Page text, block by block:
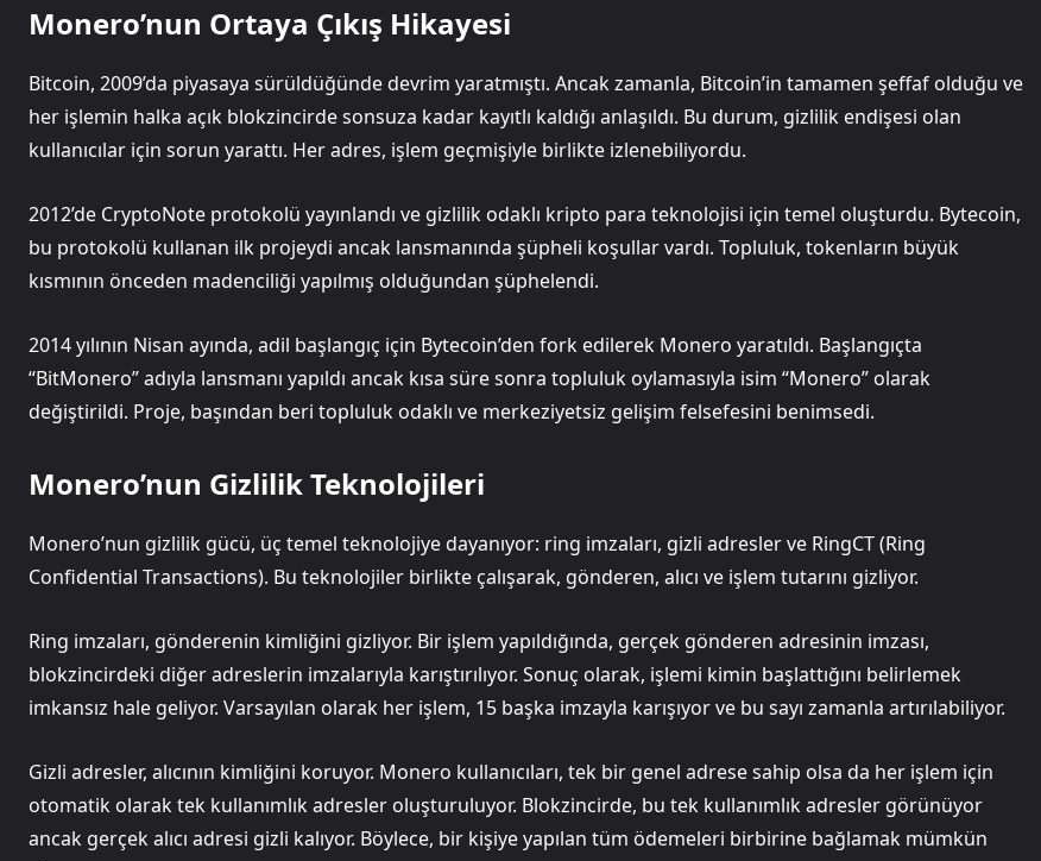
Monero’nun Ortaya Çıkış Hikayesi
Bitcoin, 2009’da piyasaya sürüldüğünde devrim yaratmıştı. Ancak zamanla, Bitcoin’in tamamen şeffaf olduğu ve
her işlemin halka açık blokzincirde sonsuza kadar kayıtlı kaldığı anlaşıldı. Bu durum, gizlilik endişesi olan
kullanıcılar için sorun yarattı. Her adres, işlem geçmişiyle birlikte izlenebiliyordu.
2012’de CryptoNote protokolü yayınlandı ve gizlilik odaklı kripto para teknolojisi için temel oluşturdu. Bytecoin,
bu protokolü kullanan ilk projeydi ancak lansmanında şüpheli koşullar vardı. Topluluk, tokenların büyük
kısmının önceden madenciliği yapılmış olduğundan şüphelendi.
2014 yılının Nisan ayında, adil başlangıç için Bytecoin’den fork edilerek Monero yaratıldı. Başlangıçta
“BitMonero” adıyla lansmanı yapıldı ancak kısa süre sonra topluluk oylamasıyla isim “Monero” olarak
değiştirildi. Proje, başından beri topluluk odaklı ve merkeziyetsiz gelişim felsefesini benimsedi.
Monero’nun Gizlilik Teknolojileri
Monero’nun gizlilik gücü, üç temel teknolojiye dayanıyor: ring imzaları, gizli adresler ve RingCT (Ring
Confidential Transactions). Bu teknolojiler birlikte çalışarak, gönderen, alıcı ve işlem tutarını gizliyor.
Ring imzaları, gönderenin kimliğini gizliyor. Bir işlem yapıldığında, gerçek gönderen adresinin imzası,
blokzincirdeki diğer adreslerin imzalarıyla karıştırılıyor. Sonuç olarak, işlemi kimin başlattığını belirlemek
imkansız hale geliyor. Varsayılan olarak her işlem, 15 başka imzayla karışıyor ve bu sayı zamanla artırılabiliyor.
Gizli adresler, alıcının kimliğini koruyor. Monero kullanıcıları, tek bir genel adrese sahip olsa da her işlem için
otomatik olarak tek kullanımlık adresler oluşturuluyor. Blokzincirde, bu tek kullanımlık adresler görünüyor
ancak gerçek alıcı adresi gizli kalıyor. Böylece, bir kişiye yapılan tüm ödemeleri birbirine bağlamak mümkün